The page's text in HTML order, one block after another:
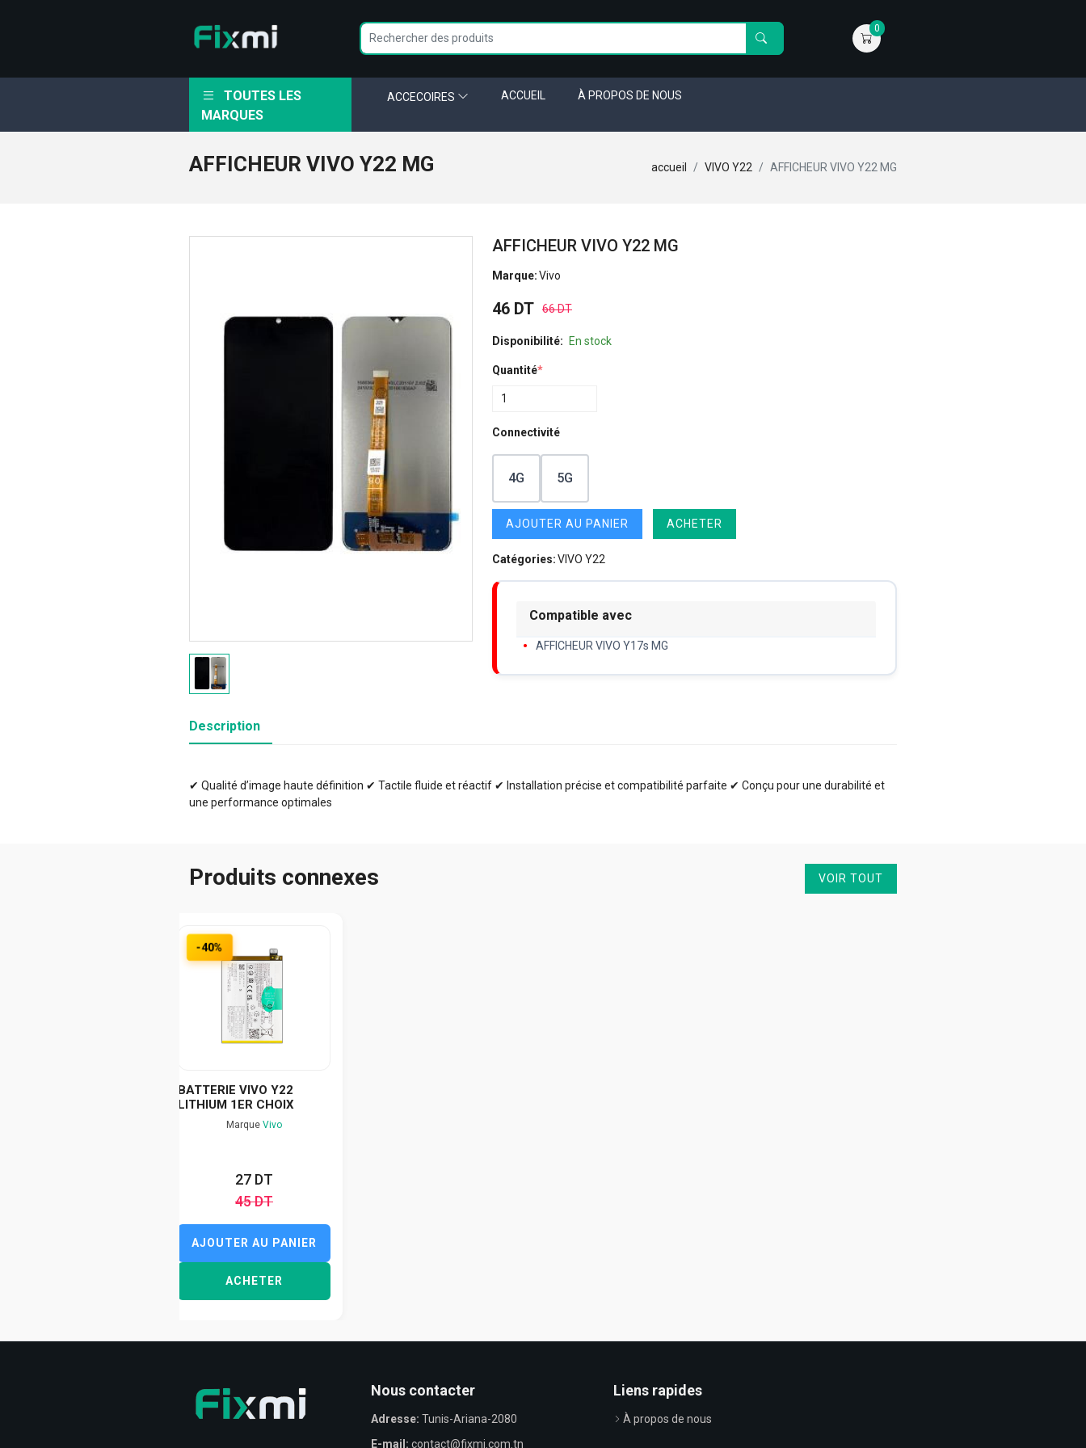
0
TOUTES LES
MARQUES
ACCECOIRES ACCUEIL À PROPOS DE NOUS
AFFICHEUR VIVO Y22 MG accueil VIVO Y22 AFFICHEUR VIVO Y22 MG
AFFICHEUR VIVO Y22 MG
Marque:Vivo
46 DT 66 DT
Disponibilité: En stock
Quantité*
Connectivité
4G 5G
AJOUTER AU PANIER ACHETER
Catégories:VIVO Y22
Compatible avec
AFFICHEUR VIVO Y17s MG
Description
✔ Qualité d’image haute définition ✔ Tactile fluide et réactif ✔ Installation précise et compatibilité parfaite ✔ Conçu pour une durabilité et
une performance optimales
Produits connexes VOIR TOUT
-40%
BATTERIE VIVO Y22
LITHIUM 1ER CHOIX
Marque Vivo
27 DT
45 DT
AJOUTER AU PANIER
ACHETER
Nous contacter
Adresse: Tunis-Ariana-2080
E-mail: contact@fixmi.com.tn
Liens rapides
À propos de nous